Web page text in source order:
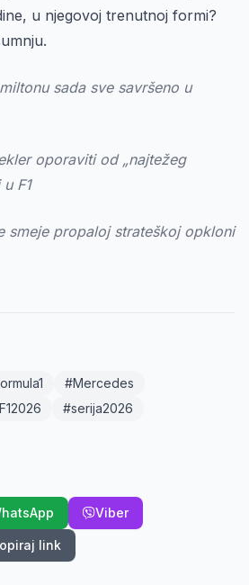
u njegovoj trenutnoj formi?
sada sve savršeno u
oporaviti od „najtežeg
F1
smeje propaloj strateškoj opkloni
#Mercedes
#serija2026
Viber
link